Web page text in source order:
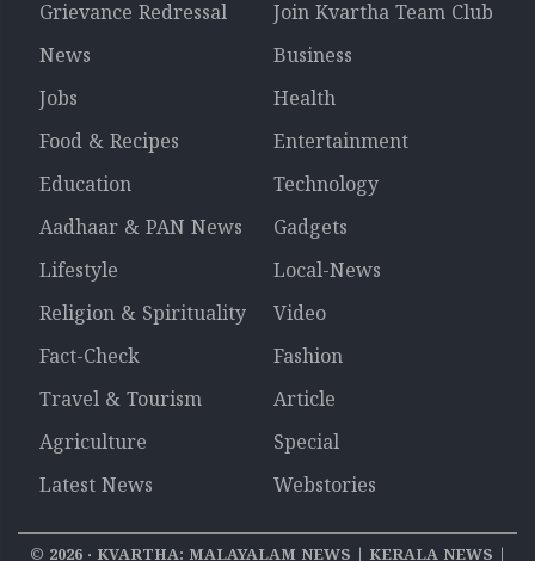
Grievance Redressal
Join Kvartha Team Club
News
Business
Jobs
Health
Food & Recipes
Entertainment
Education
Technology
Aadhaar & PAN News
Gadgets
Lifestyle
Local-News
Religion & Spirituality
Video
Fact-Check
Fashion
Travel & Tourism
Article
Agriculture
Special
Latest News
Webstories
© 2026‧ KVARTHA: MALAYALAM NEWS | KERALA NEWS |